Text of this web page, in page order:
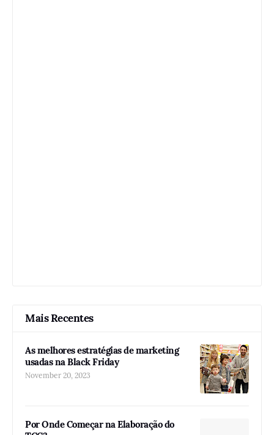
Mais Recentes
As melhores estratégias de marketing
usadas na Black Friday
November 20, 2023
Por Onde Começar na Elaboração do